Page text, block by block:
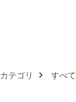
カテゴリ すべて